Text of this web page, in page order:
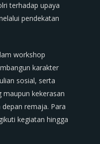
terhadap upaya
pendekatan
workshop
karakter
sosial, serta
maupun kekerasan
remaja. Para
kegiatan hingga